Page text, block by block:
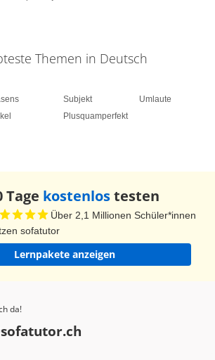
Themen in Deutsch
Subjekt
Plusquamperfekt
Umlaute
Tage kostenlostesten
Über 2,1 Millionen Schüler*innen
sofatutor
Lernpakete anzeigen
da!